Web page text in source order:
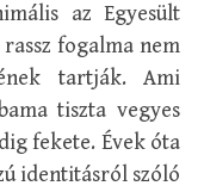
az Egyesült
fogalma nem
tartják. Ami
tiszta vegyes
fekete. Évek óta
identitásról szóló